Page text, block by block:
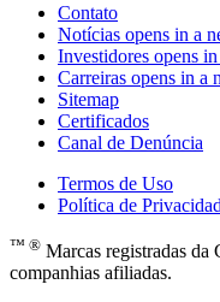
Contato
Notícias opens in a
Investidores opens
Carreiras opens in a
Sitemap
Certificados
Canal de Denúncia
Termos de Uso
Política de
™ ® Marcas registradas da
companhias afiliadas.